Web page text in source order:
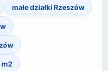
małe działki Rzeszów
m2